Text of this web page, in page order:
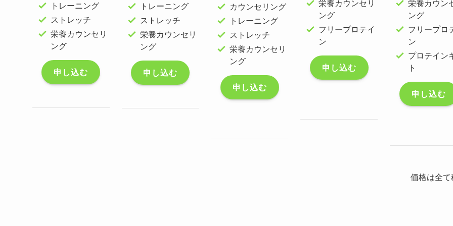
トレーニング
ストレッチ
栄養カウンセリ
ング
申し込む
トレーニング
ストレッチ
栄養カウンセリ
ング
申し込む
カウンセリング
トレーニング
ストレッチ
栄養カウンセリ
ング
申し込む
栄養カウンセリ
ング
フリープロテイ
ン
申し込む
栄養カウン
ング
フリープロ
ン
プロテイン
ト
申し込む
価格は全て